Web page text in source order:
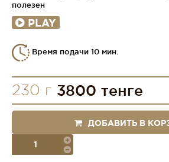
полезен
PLAY
Время подачи 10 мин.
230 г 3800 тенге
ДОБАВИТЬ В